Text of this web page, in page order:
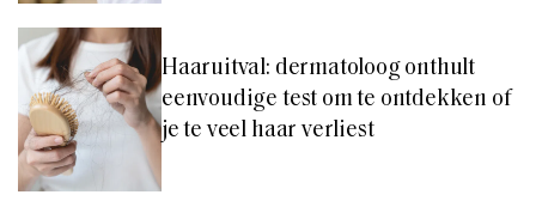
Haaruitval: dermatoloog onthult
eenvoudige test om te ontdekken of
je te veel haar verliest